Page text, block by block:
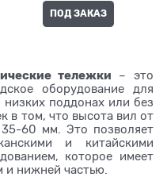
ПОД ЗАКАЗ
тележки – это
оборудование для
поддонах или без
в том, что высота вил от
60 мм. Это позволяет
и китайскими
которое имеет
и нижней частью.